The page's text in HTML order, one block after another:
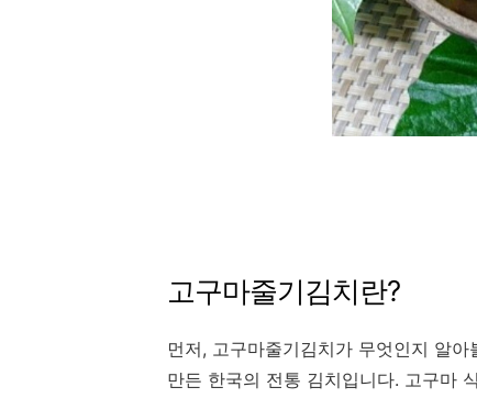
고구마줄기김치란?
먼저, 고구마줄기김치가 무엇인지 알
만든 한국의 전통 김치입니다. 고구마